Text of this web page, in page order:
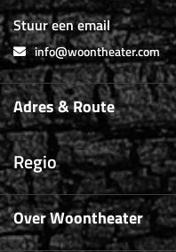
Stuur een email
info@woontheater.com
Adres & Route
Regio
Over Woontheater